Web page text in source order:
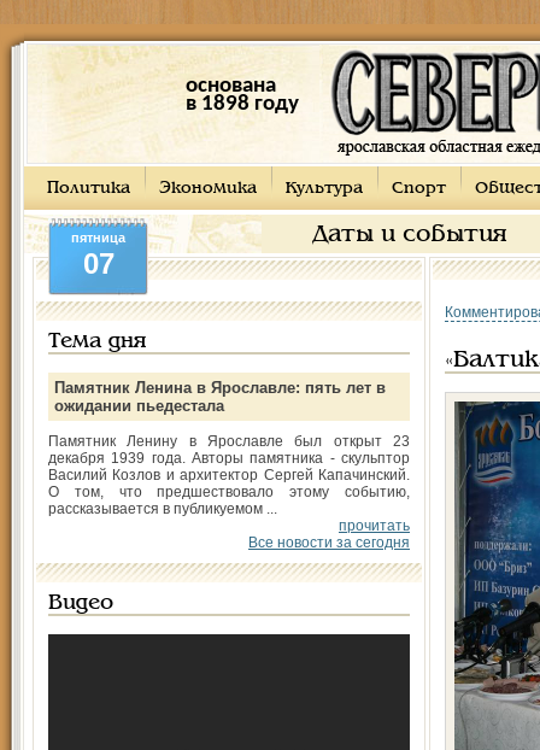
основана
в 1898 году
Политика Экономика Культура Спорт
Даты и события
пятница
07
Тема дня
Памятник Ленина в Ярославле: пять лет в
ожидании пьедестала
Памятник Ленину в Ярославле был открыт 23
декабря 1939 года. Авторы памятника - скульптор
Василий Козлов и архитектор Сергей Капачинский.
О том, что предшествовало этому событию,
рассказывается в публикуемом ...
прочитать
Все новости за сегодня
Видео